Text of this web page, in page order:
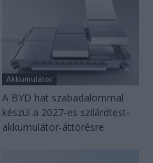
Akkumulátor
A BYD hat szabadalommal
készül a 2027-es szilárdtest-
akkumulátor-áttörésre